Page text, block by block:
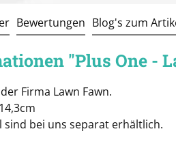
Bewertungen Blog's zum
"Plus One -
Firma Lawn Fawn.
sind bei uns separat erhältlich.